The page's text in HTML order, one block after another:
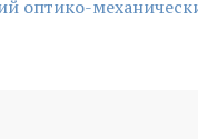
оптико-